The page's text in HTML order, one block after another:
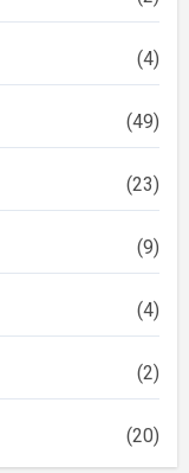
(4)
(49)
(23)
(9)
(4)
(2)
(20)